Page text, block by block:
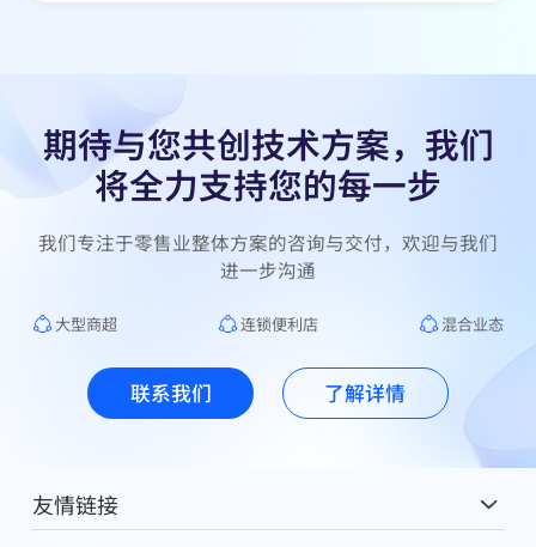
期待与您共创技术方案，我们
将全力支持您的每一步
我们专注于零售业整体方案的咨询与交付，欢迎与我们
进一步沟通
大型商超 连锁便利店 混合业态
联系我们 了解详情
友情链接